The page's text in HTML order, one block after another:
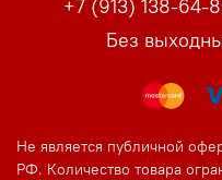
+7 (913) 138-64-
Без
Не является публичной
РФ. Количество товара